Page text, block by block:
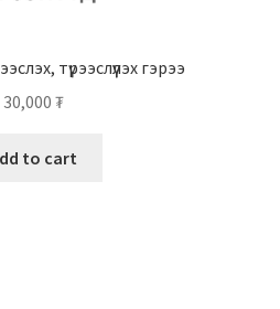
түрээслүүлэх гэрээ
30,000 ₮
to cart